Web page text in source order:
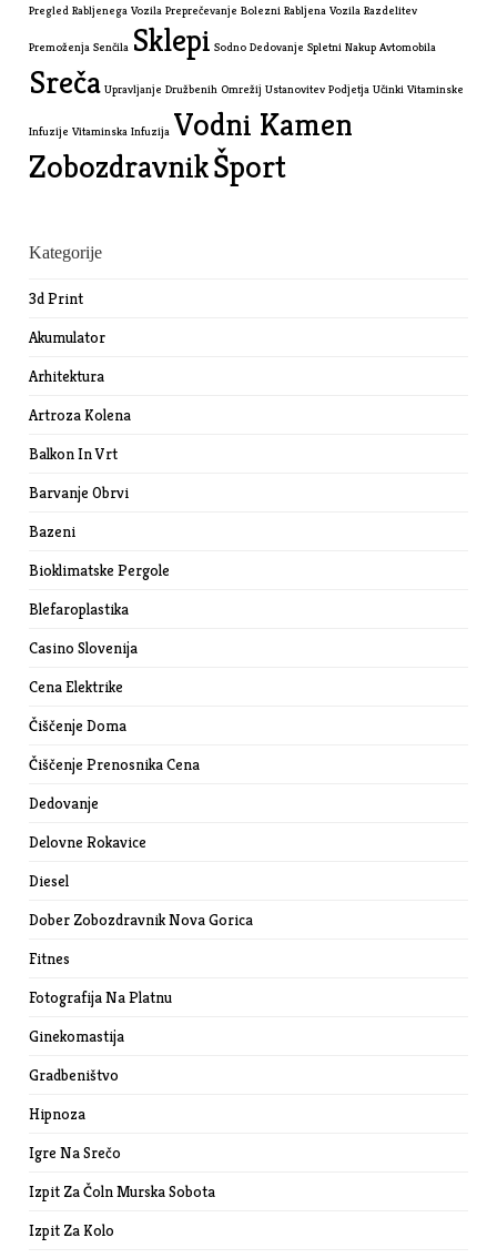
Pregled Rabljenega Vozila Preprečevanje Bolezni Rabljena Vozila Razdelitev
Premoženja Senčila Sklepi Sodno Dedovanje Spletni Nakup Avtomobila
Sreča Upravljanje Družbenih Omrežij Ustanovitev Podjetja Učinki Vitaminske
Infuzije Vitaminska Infuzija Vodni Kamen
ZobozdravnikŠport
Kategorije
3d Print
Akumulator
Arhitektura
Artroza Kolena
Balkon In Vrt
Barvanje Obrvi
Bazeni
Bioklimatske Pergole
Blefaroplastika
Casino Slovenija
Cena Elektrike
Čiščenje Doma
Čiščenje Prenosnika Cena
Dedovanje
Delovne Rokavice
Diesel
Dober Zobozdravnik Nova Gorica
Fitnes
Fotografija Na Platnu
Ginekomastija
Gradbeništvo
Hipnoza
Igre Na Srečo
Izpit Za Čoln Murska Sobota
Izpit Za Kolo